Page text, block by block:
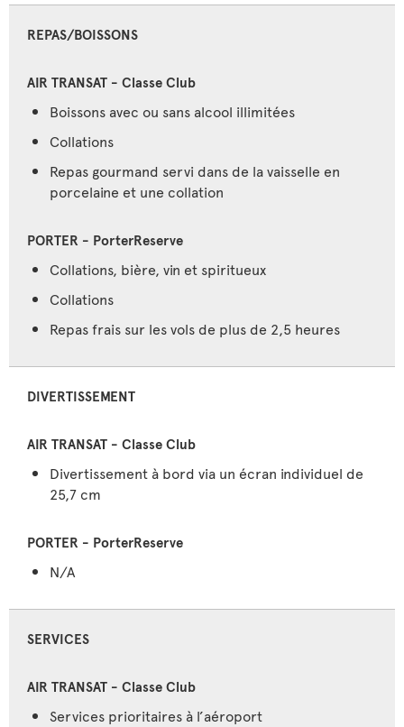
REPAS/BOISSONS
Boissons avec ou sans alcool illimitées
Collations
Repas gourmand servi dans de la vaisselle en
porcelaine et une collation
Collations, bière, vin et spiritueux
Collations
Repas frais sur les vols de plus de 2,5 heures
DIVERTISSEMENT
Divertissement à bord via un écran individuel de
25,7 cm
N/A
SERVICES
Services prioritaires à l’aéroport